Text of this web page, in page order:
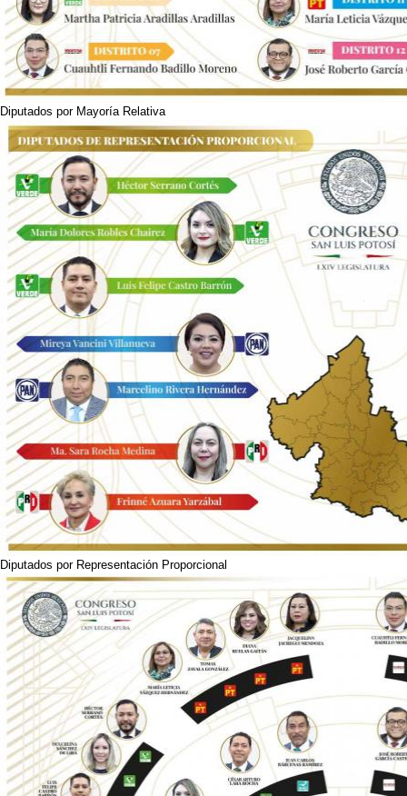
Diputados por Mayoría Relativa
Diputados por Representación Proporcional